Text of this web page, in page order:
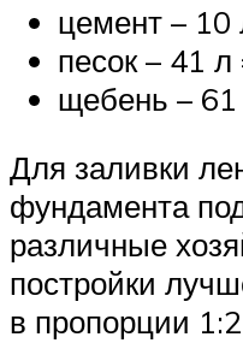
цемент – 10
песок – 41 л
щебень –
Для заливки
фундамента
различные
постройки
в пропорции